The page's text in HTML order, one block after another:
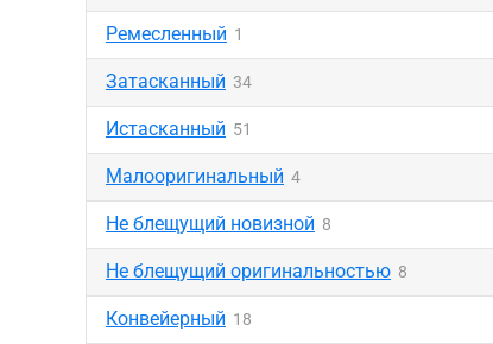
Ремесленный 1
Затасканный 34
Истасканный 51
Малооригинальный 4
Не блещущий новизной 8
Не блещущий оригинальностью 8
Конвейерный 18